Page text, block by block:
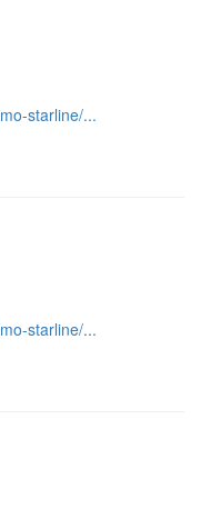
starline/...
starline/...